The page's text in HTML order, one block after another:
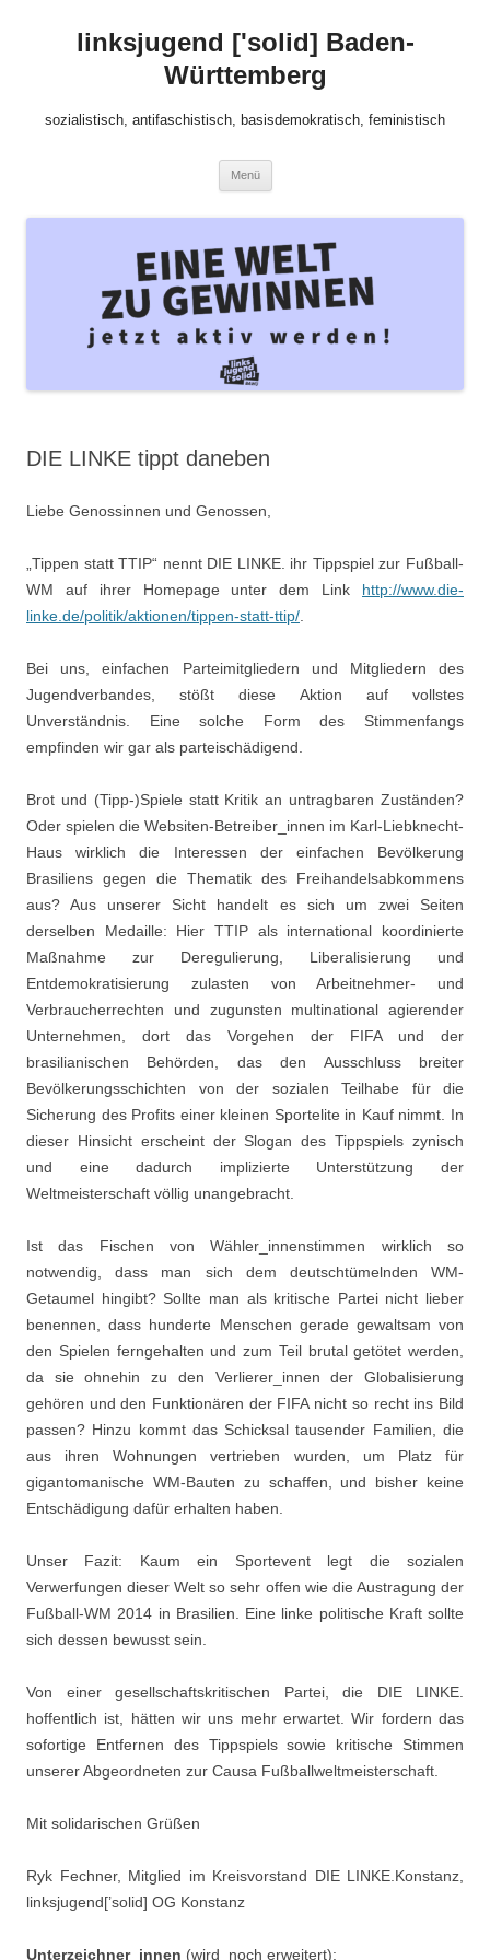
springenlinksjugend ['solid] Baden-
Württemberg
sozialistisch, antifaschistisch, basisdemokratisch, feministisch
Menü
DIE LINKE tippt daneben
Liebe Genossinnen und Genossen
„Tippen statt TTIP“ nennt DIE LINKE. ihr Tippspiel zur Fußball-
WM auf ihrer Homepage unter dem Link http://www.die-
linke.de/politik/aktionen/tippen-statt-ttip/
Bei uns, einfachen Parteimitgliedern und Mitgliedern des
Jugendverbandes, stößt diese Aktion auf vollstes
Unverständnis. Eine solche Form des Stimmenfangs
empfinden wir gar als parteischädigend.
Brot und (Tipp-)Spiele statt Kritik an untragbaren Zuständen?
Oder spielen die Websiten-Betreiber _innen im Karl-Liebknecht-
Haus wirklich die Interessen der einfachen Bevölkerung
Brasiliens gegen die Thematik des Freihandelsabkommens
aus? Aus unserer Sicht handelt es sich um zweiSeiten
derselben Medaille: Hier TTIP als international koordinierte
Maßnahme zur Deregulierung, Liberalisierung und
Entdemokratisierung zulasten von Arbeitnehmer- und
Verbraucherrechten und zugunsten multinational agierender
Unternehmen, dort das Vorgehen der FIFA und der
brasilianischen Behörden, das den Ausschluss breiter
Bevölkerungsschichten von der sozialen Teilhabe für die
Sicherung des Profits einer kleinen Sportelite in Kauf nimmt. In
dieser Hinsicht erscheint der Slogan des Tippspiels zynisch
und eine dadurch implizierte Unterstützung der
Weltmeisterschaft völlig unangebracht.
Ist das Fischen von Wähler_innenstimmen wirklich so
notwendig, dass man sich dem deutschtümelnden WM-
Getaumel hingibt? Sollte man als kritische Partei nicht lieber
benennen, dass hunderte Menschen gerade gewaltsam von
den Spielen ferngehalten und zum Teil brutal getötet werden,
da sie ohnehin zu den Verlierer_innen der Globalisierung
gehören und den Funktionären der FIFA nicht so recht ins Bild
passen? Hinzu kommt das Schicksal tausender Familien, die
aus ihren Wohnungen vertrieben wurden, um Platz für
gigantomanische WM-Bauten zu schaffen, und bisher keine
Entschädigung dafür erhalten haben.
Unser Fazit: Kaum ein Sportevent legt die sozialen
Verwerfungen dieser Welt so sehr offen wie die Austragung der
Fußball-WM 2014 in Brasilien
Eine linke politische Kraft sollte
sich dessen bewusst sein.
Von einer gesellschaftskritischen Partei, die DIE LINKE.
hoffentlich ist, hätten wir uns mehr erwartet. Wir fordern das
sofortige Entfernen des Tippspiels sowie kritische Stimmen
unserer Abgeordneten zur Causa Fußballweltmeisterschaft.
Mit solidarischen Grüßen
Ryk Fechner, Mitglied im Kreisvorstand DIE LINKE.Konstanz,
linksjugend[’solid] OG Konstanz
Unterzeichner_innen (wird noch erweitert):